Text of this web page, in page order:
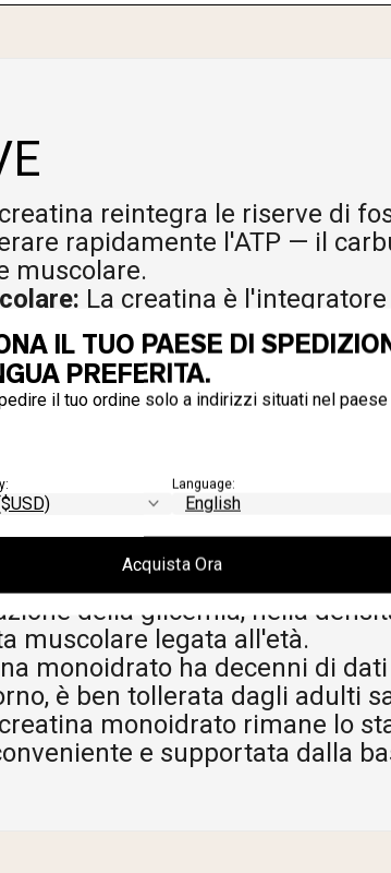
reintegra le riserve di
rapidamente l'ATP — il
muscolare.
La creatina è
muscolare magra e le
costanti in tutte le fasce
La creatina riduce i danni
reintegro del glicogeno ed è
e sforzi ad alta intensità a
il cervello dipende dall'ATP.
per la memoria a breve
al declino cognitivo
la salute:
Le evidenze
della glicemia, nella
muscolare legata all'età.
monoidrato ha decenni di
è ben tollerata dagli adulti
monoidrato rimane lo
e supportata dalla
IL TUO PAESE DI
PREFERITA.
il tuo ordine solo a indirizzi situati nel paese
Language:
Acquista Ora